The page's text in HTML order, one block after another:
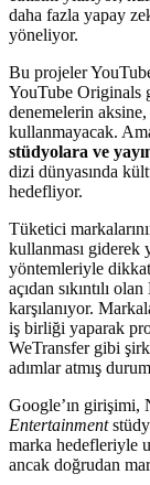
daha fazla yapay
yöneliyor.
Bu projeler
YouTube Originals
denemelerin
kullanmayacak.
stüdyolara ve
dizi dünyasında
hedefliyor.
Tüketici
kullanması giderek
yöntemleriyle
açıdan sıkıntılı
karşılanıyor.
iş birliği yaparak
WeTransfer gibi
adımlar atmış
Google’ın girişimi,
Entertainment
marka hedefleriyle
ancak doğrudan